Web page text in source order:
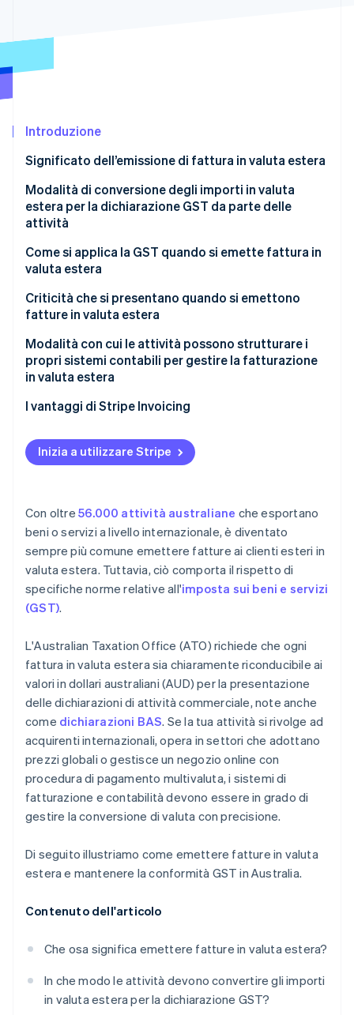
Radar
Atlas
Rimozione del carbonio
Verifica online dell'identità
Stripe Sessions 2026
Scopri come Stripe sta costruendo l'infrastruttura
Introduzione
Significato dell’emissione di fattura in valuta estera
Modalità di conversione degli importi in valuta
estera per la dichiarazione GST da parte delle
attività
Come si applica la GST quando si emette fattura in
valuta estera
Criticità che si presentano quando si emettono
fatture in valuta estera
Modalità con cui le attività possono strutturare i
propri sistemi contabili per gestire la fatturazione
in valuta estera
I vantaggi di Stripe Invoicing
Inizia a utilizzare Stripe
Con oltre 56.000 attività australiane che esportano
beni o servizi a livello internazionale, è diventato
sempre più comune emettere fatture ai clienti esteri in
valuta estera. Tuttavia, ciò comporta il rispetto di
specifiche norme relative all'imposta sui beni e servizi
(GST).
L'Australian Taxation Office (ATO) richiede che ogni
fattura in valuta estera sia chiaramente riconducibile ai
valori in dollari australiani (AUD) per la presentazione
delle dichiarazioni di attività commerciale, note anche
come dichiarazioni BAS. Se la tua attività si rivolge ad
acquirenti internazionali, opera in settori che adottano
prezzi globali o gestisce un negozio online con
procedura di pagamento multivaluta, i sistemi di
fatturazione e contabilità devono essere in grado di
gestire la conversione di valuta con precisione.
Di seguito illustriamo come emettere fatture in valuta
estera e mantenere la conformità GST in Australia.
Contenuto dell'articolo
Che osa significa emettere fatture in valuta estera?
In che modo le attività devono convertire gli importi
in valuta estera per la dichiarazione GST?